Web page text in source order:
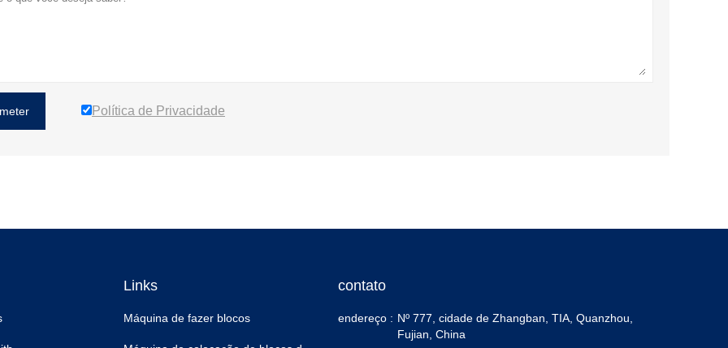
Política de Privacidade
Links
Máquina de fazer blocos
contato
endereço : Nº 777, cidade de Zhangban, TIA, Quanzhou,
Fujian, China